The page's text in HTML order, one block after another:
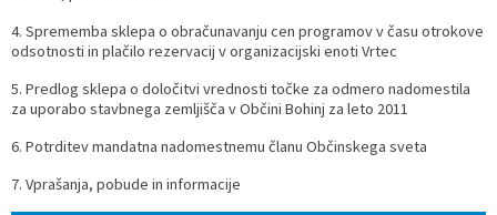
4. Sprememba sklepa o obračunavanju cen programov v času otrokove
odsotnosti in plačilo rezervacij v organizacijski enoti Vrtec
5. Predlog sklepa o določitvi vrednosti točke za odmero nadomestila
za uporabo stavbnega zemljišča v Občini Bohinj za leto 2011
6. Potrditev mandatna nadomestnemu članu Občinskega sveta
7. Vprašanja, pobude in informacije
Prostorski dokumenti
Proračunski dokumenti
Občinski predpisi
Skupna občinska uprava
Civilna zaščita in požarna varnost
Kontakt
Pogosta vprašanja
Lokacije defibrilatorjev
Merilniki hitrosti
Števec kolesarjev
Hišna in ledinska imena